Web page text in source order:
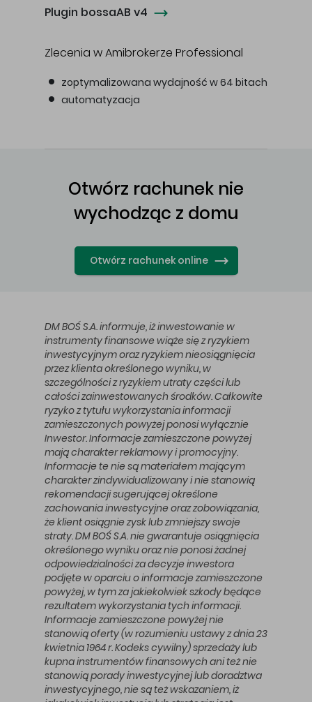
Plugin bossaAB v4
Zlecenia w Amibrokerze Professional
zoptymalizowana wydajność w 64 bitach
automatyzacja
Otwórz rachunek nie
wychodząc z domu
Otwórz rachunek online
DM BOŚ S.A. informuje, iż inwestowanie w
instrumenty finansowe wiąże się z ryzykiem
inwestycyjnym oraz ryzykiem nieosiągnięcia
przez klienta określonego wyniku, w
szczególności z ryzykiem utraty części lub
całości zainwestowanych środków. Całkowite
ryzyko z tytułu wykorzystania informacji
zamieszczonych powyżej ponosi wyłącznie
Inwestor. Informacje zamieszczone powyżej
mają charakter reklamowy i promocyjny.
Informacje te nie są materiałem mającym
charakter zindywidualizowany i nie stanowią
rekomendacji sugerującej określone
zachowania inwestycyjne oraz zobowiązania,
że klient osiągnie zysk lub zmniejszy swoje
straty. DM BOŚ S.A. nie gwarantuje osiągnięcia
określonego wyniku oraz nie ponosi żadnej
odpowiedzialności za decyzje inwestora
podjęte w oparciu o informacje zamieszczone
powyżej, w tym za jakiekolwiek szkody będące
rezultatem wykorzystania tych informacji.
Informacje zamieszczone powyżej nie
stanowią oferty (w rozumieniu ustawy z dnia 23
kwietnia 1964 r. Kodeks cywilny) sprzedaży lub
kupna instrumentów finansowych ani też nie
stanowią porady inwestycyjnej lub doradztwa
inwestycyjnego, nie są też wskazaniem, iż